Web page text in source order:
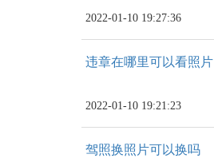
2022-01-10 19:27:36
违章在哪里可以看照片
2022-01-10 19:21:23
驾照换照片可以换吗